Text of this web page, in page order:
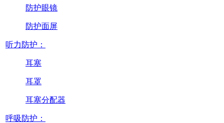
防护眼镜
防护面屏
听力防护：
耳塞
耳罩
耳塞分配器
呼吸防护：